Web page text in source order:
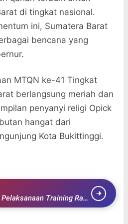
di tingkat nasional.
ini, Sumatera Barat
bencana yang
MTQN ke-41 Tingkat
berlangsung meriah dan
penyanyi religi Opick
hangat dari
Kota Bukittinggi.
Training Raya
HMI Cabang Lombok